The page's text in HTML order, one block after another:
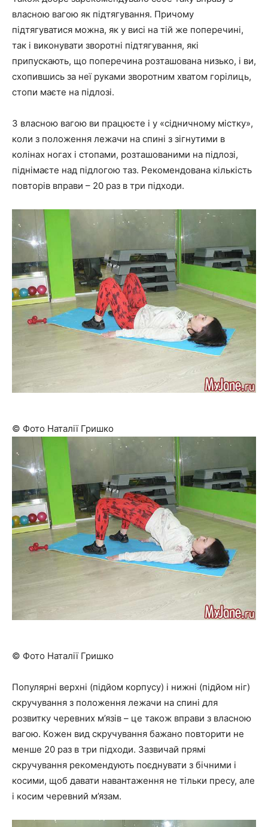
власною вагою як підтягування. Причому
підтягуватися можна, як у висі на тій же поперечині,
так і виконувати зворотні підтягування, які
припускають, що поперечина розташована низько, і ви,
схопившись за неї руками зворотним хватом горілиць,
стопи маєте на підлозі.
З власною вагою ви працюєте і у «сідничному містку»,
коли з положення лежачи на спині з зігнутими в
колінах ногах і стопами, розташованими на підлозі,
піднімаєте над підлогою таз. Рекомендована кількість
повторів вправи – 20 раз в три підходи.
© Фото Наталії Гришко
© Фото Наталії Гришко
Популярні верхні (підйом корпусу) і нижні (підйом ніг)
скручування з положення лежачи на спині для
розвитку черевних м’язів – це також вправи з власною
вагою. Кожен вид скручування бажано повторити не
менше 20 раз в три підходи. Зазвичай прямі
скручування рекомендують поєднувати з бічними і
косими, щоб давати навантаження не тільки пресу, але
і косим черевний м’язам.